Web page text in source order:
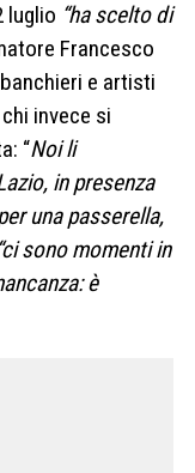
luglio “ha scelto di
Francesco
e artisti
invece si
“Noi li
in presenza
una passerella,
“ci sono momenti in
è